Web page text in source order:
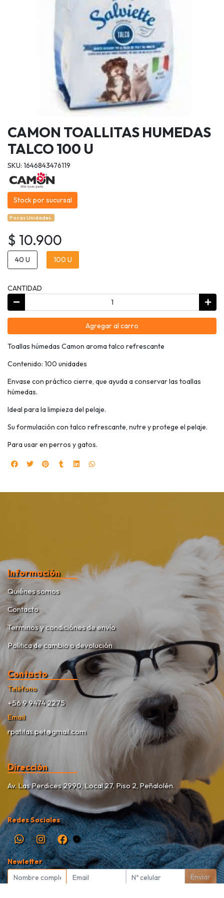
CAMON TOALLITAS HUMEDAS
TALCO 100 U
SKU: 1646843476119
Stock por sucursal
Pocas Unidades.
$ 10.900
40 U 100 U
CANTIDAD
Agregar al carro
Toallas húmedas Camon aroma talco refrescante
Contenido: 100 unidades
Envase con práctico cierre, que ayuda a conservar las toallas
húmedas.
Ideal para la limpieza del pelaje.
Su formulación con talco refrescante, nutre y protege el pelaje.
Para usar en perros y gatos.
Información
Quiénes somos
Contacto
Terminos y condiciónes de envío
Política de cambio o devolución
Contacto
Teléfono
+56 9 9474 2275
Email
rpatitas.pet@gmail.com
Dirección
Av. Las Perdices 2990, Local 27, Piso 2, Peñalolén.
Redes Sociales
Newletter
Enviar